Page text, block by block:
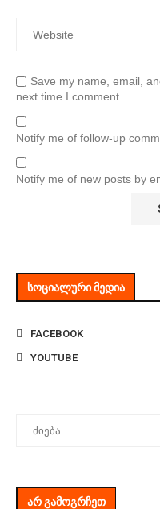
Save my name, email,
next time I comment.
Notify me of follow-up
Notify me of new posts by
ᲡᲝᲪᲘᲐᲚᲣᲠᲘ ᲛᲔᲓᲘᲐ
FACEBOOK
YOUTUBE
ᲐᲠ ᲒᲐᲛᲝᲒᲠᲩᲔᲗ